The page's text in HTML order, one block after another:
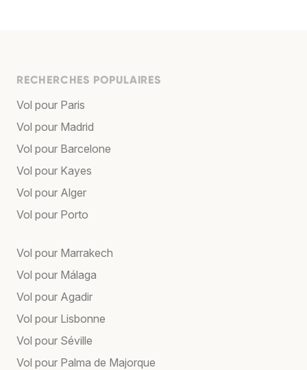
RECHERCHES POPULAIRES
Vol pour Paris
Vol pour Madrid
Vol pour Barcelone
Vol pour Kayes
Vol pour Alger
Vol pour Porto
Vol pour Marrakech
Vol pour Málaga
Vol pour Agadir
Vol pour Lisbonne
Vol pour Séville
Vol pour Palma de Majorque